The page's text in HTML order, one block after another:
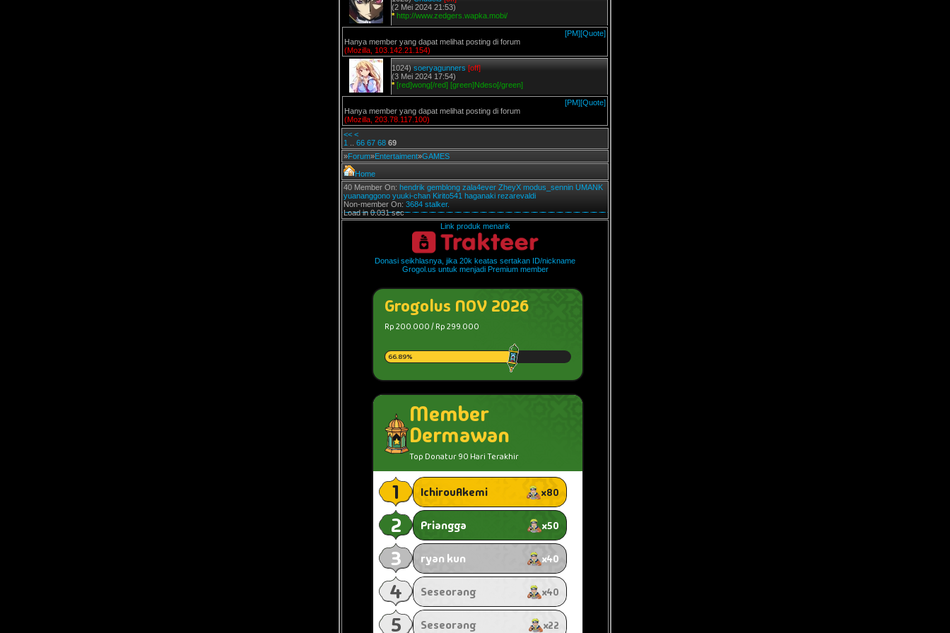
(2 Mei 2024 21:53)
* http://www.zedgers.wapka.mobi/
[PM][Quote]
Hanya member yang dapat melihat posting di forum
(Mozilla, 103.142.21.154)
1024) soeryagunners [off]
(3 Mei 2024 17:54)
* [red]wong[/red] [green]Ndeso[/green]
[PM][Quote]
Hanya member yang dapat melihat posting di forum
(Mozilla, 203.78.117.100)
<< <
1
66 67 68 69
»Forum»Entertaiment»GAMES
Home
40 Member On: hendrik gemblong zala4ever ZheyX modus_sennin UMANK
yuananggono yuuki-chan Kirito541 haganaki rezarevaldi
Non-member On: 3684 stalker.
Load in 0.031 sec
Link produk menarik
Donasi seikhlasnya, jika 20k keatas sertakan ID/nickname
Grogol.us untuk menjadi Premium member